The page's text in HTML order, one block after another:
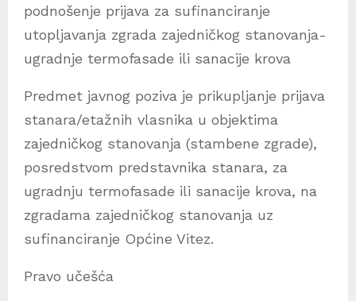
podnošenje prijava za sufinanciranje
utopljavanja zgrada zajedničkog stanovanja-
ugradnje termofasade ili sanacije krova
Predmet javnog poziva je prikupljanje prijava
stanara/etažnih vlasnika u objektima
zajedničkog stanovanja (stambene zgrade),
posredstvom predstavnika stanara, za
ugradnju termofasade ili sanacije krova, na
zgradama zajedničkog stanovanja uz
sufinanciranje Općine Vitez.
Pravo učešća